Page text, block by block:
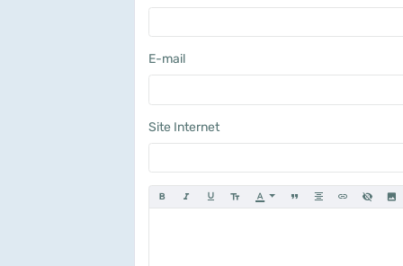
E-mail
Site Internet